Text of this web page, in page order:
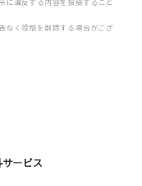
なく投稿を削除する場合がござ
ービス